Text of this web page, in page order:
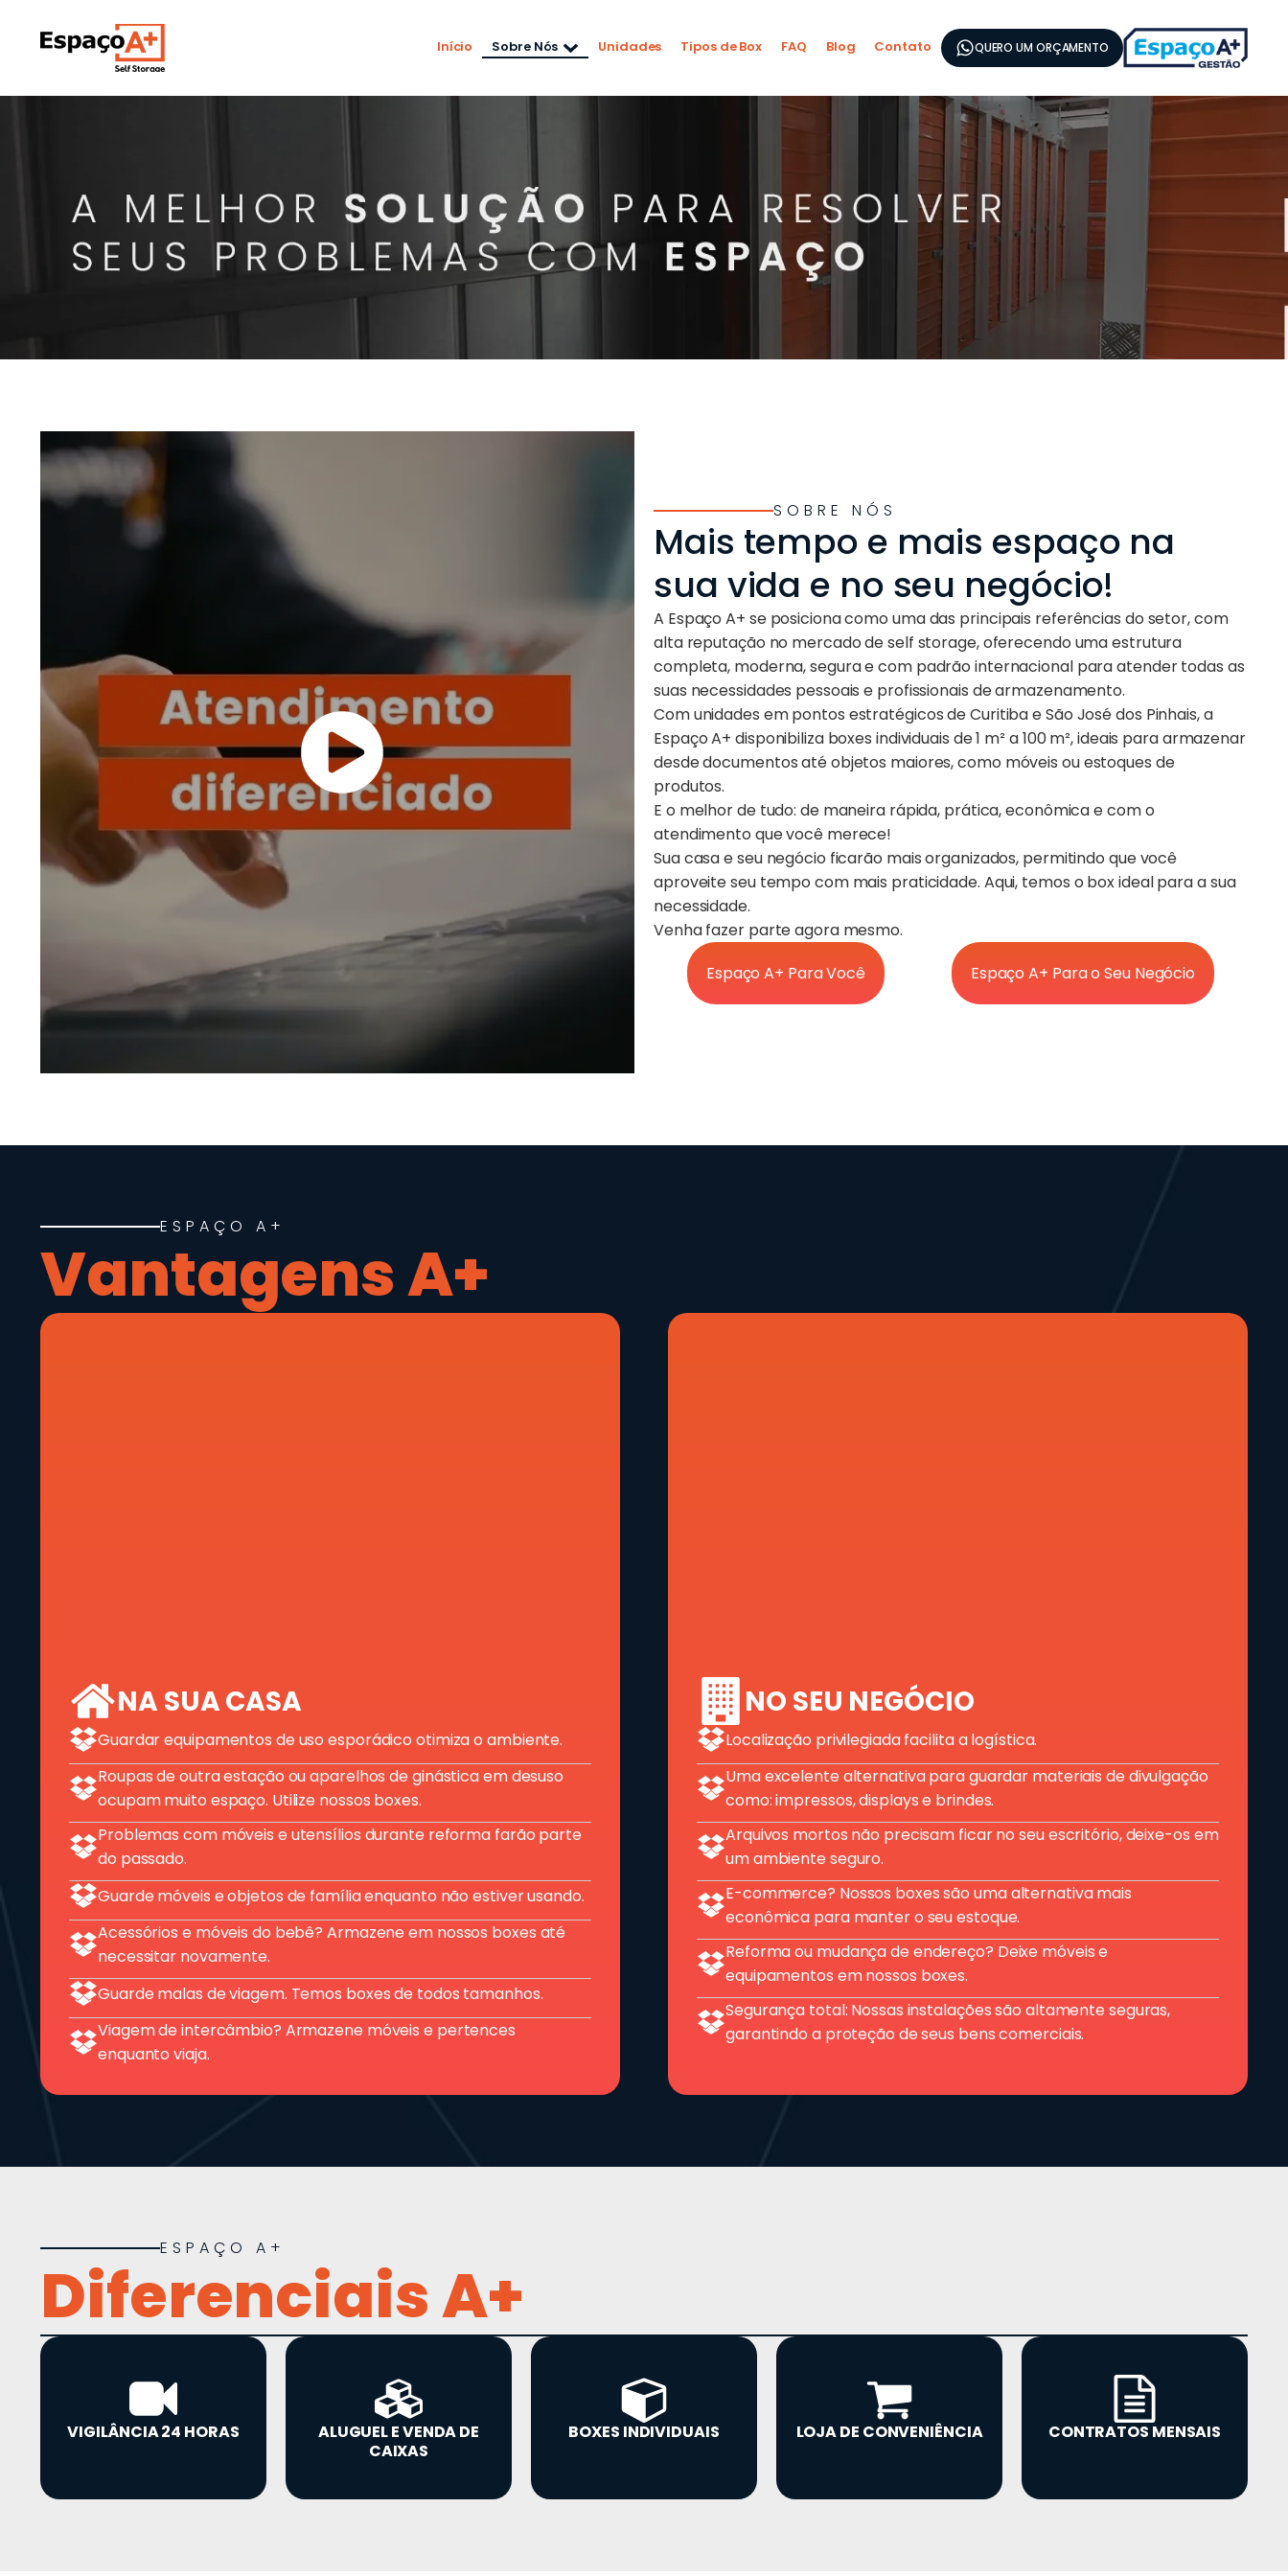
Início Sobre Nós Unidades Tipos de Box FAQ Blog Contato QUERO UM ORÇAMENTO
SOBRE NÓS
Mais tempo e mais espaço na
sua vida e no seu negócio!
A Espaço A+ se posiciona como uma das principais referências do setor, com
alta reputação no mercado de self storage, oferecendo uma estrutura
completa, moderna, segura e com padrão internacional para atender todas as
suas necessidades pessoais e profissionais de armazenamento.
Com unidades em pontos estratégicos de Curitiba e São José dos Pinhais, a
Espaço A+ disponibiliza boxes individuais de 1 m² a 100 m², ideais para armazenar
desde documentos até objetos maiores, como móveis ou estoques de
produtos.
E o melhor de tudo: de maneira rápida, prática, econômica e com o
atendimento que você merece!
Sua casa e seu negócio ficarão mais organizados, permitindo que você
aproveite seu tempo com mais praticidade. Aqui, temos o box ideal para a sua
necessidade.
Venha fazer parte agora mesmo.
Espaço A+ Para Você
Espaço A+ Para o Seu Negócio
ESPAÇO A+
Vantagens A+
NA SUA CASA
Guardar equipamentos de uso esporádico otimiza o ambiente.
Roupas de outra estação ou aparelhos de ginástica em desuso
ocupam muito espaço. Utilize nossos boxes.
Problemas com móveis e utensílios durante reforma farão parte
do passado.
Guarde móveis e objetos de família enquanto não estiver usando.
Acessórios e móveis do bebê? Armazene em nossos boxes até
necessitar novamente.
Guarde malas de viagem. Temos boxes de todos tamanhos.
Viagem de intercâmbio? Armazene móveis e pertences
enquanto viaja.
NO SEU NEGÓCIO
Localização privilegiada facilita a logística.
Uma excelente alternativa para guardar materiais de divulgação
como: impressos, displays e brindes.
Arquivos mortos não precisam ficar no seu escritório, deixe-os em
um ambiente seguro.
E-commerce? Nossos boxes são uma alternativa mais
econômica para manter o seu estoque.
Reforma ou mudança de endereço? Deixe móveis e
equipamentos em nossos boxes.
Segurança total: Nossas instalações são altamente seguras,
garantindo a proteção de seus bens comerciais.
ESPAÇO A+
Diferenciais A+
VIGILÂNCIA 24 HORAS
ALUGUEL E VENDA DE
CAIXAS
BOXES INDIVIDUAIS LOJA DE CONVENIÊNCIA CONTRATOS MENSAIS